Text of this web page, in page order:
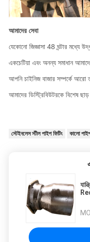
আমাদের সেবা
যেকোনো জিজ্ঞাসা 48 ঘন্টার মধ্যে
একচেটিয়া এবং অনন্য সমাধান
আপনি চাইনিজ বাজার সম্পর্কে আরো
আমাদের ডিস্ট্রিবিউটরকে বিশেষ
স্টেইনলেস স্টীল পাইপ ফিটিং কালো